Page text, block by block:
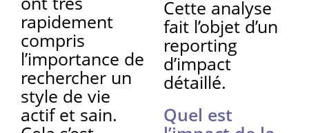
rapidement
compris
l’importance de
rechercher un
style de vie
actif et sain.
Cette analyse
fait l’objet d’un
reporting
d’impact
détaillé.
Quel est